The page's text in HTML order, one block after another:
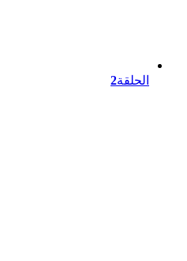
الحلقة2